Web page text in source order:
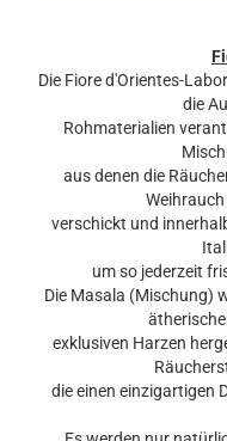
Die Fiore d'Orientes-
die
Rohmaterialien
aus denen die
verschickt und
um so jederzeit
Die Masala (Mischung)
exklusiven Harzen
die einen einzigartigen